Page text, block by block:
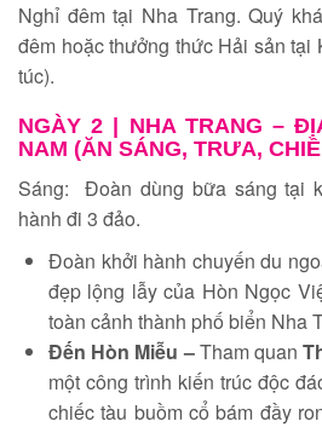
Nghỉ đêm tại Nha Trang. Quý
đêm hoặc thưởng thức Hải sản tại
túc).
NGÀY 2 |
NHA TRANG –
NAM (ĂN SÁNG, TRƯA,
Sáng: Đoàn dùng bữa sáng tại
hành đi 3 đảo.
Đoàn khởi hành chuyến du
đẹp lộng lẫy của Hòn Ngọc
toàn cảnh thành phố biển Nha
Đến Hòn Miễu –Tham quan
một công trình kiến trúc độc
chiếc tàu buồm cổ bám đầy